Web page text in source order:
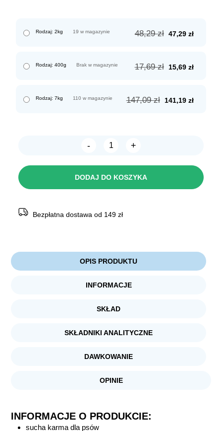
Rodzaj: 2kg 48,29zł Pierwotna
47,29 zł
19 w magazynie
Rodzaj: 400g 17,69zł
Pierwotna
15,69 zł
Brak w magazynie
Rodzaj: 7kg 147,09zł
Pierwotna
141,19 zł
110 w magazynie
-
ilość
Grain
+
DODAJ DO KOSZYKA
Bezpłatna dostawa od 149 zł
OPIS PRODUKTU
INFORMACJE
SKŁAD
SKŁADNIKI ANALITYCZNE
DAWKOWANIE
OPINIE
INFORMACJE O PRODUKCIE:
sucha karma dla psów